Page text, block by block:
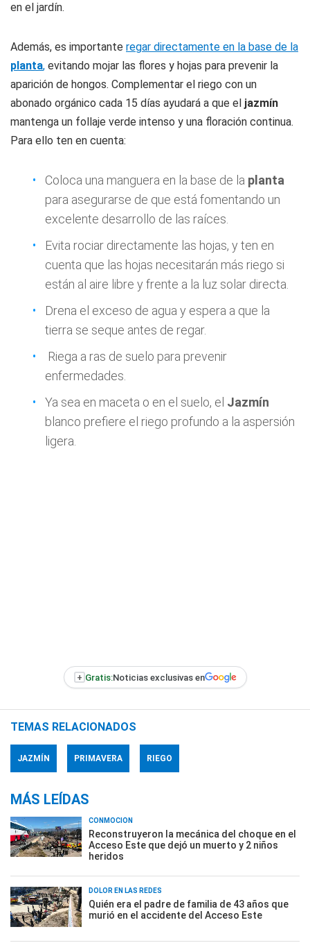
en el jardín.
Además, es importante regar directamente en la base de la
planta, evitando mojar las flores y hojas para prevenir la
aparición de hongos. Complementar el riego con un
abonado orgánico cada 15 días ayudará a que el jazmín
mantenga un follaje verde intenso y una floración continua.
Para ello ten en cuenta:
Coloca una manguera en la base de la planta
para asegurarse de que está fomentando un
excelente desarrollo de las raíces.
Evita rociar directamente las hojas, y ten en
cuenta que las hojas necesitarán más riego si
están al aire libre y frente a la luz solar directa.
Drena el exceso de agua y espera a que la
tierra se seque antes de regar.
Riega a ras de suelo para prevenir
enfermedades.
Ya sea en maceta o en el suelo, el Jazmín
blanco prefiere el riego profundo a la aspersión
ligera.
+ Gratis:Noticias exclusivas en
TEMAS RELACIONADOS
JAZMÍN PRIMAVERA RIEGO
MÁS LEÍDAS
CONMOCIÓN
Reconstruyeron la mecánica del choque en el
Acceso Este que dejó un muerto y 2 niños
heridos
DOLOR EN LAS REDES
Quién era el padre de familia de 43 años que
murió en el accidente del Acceso Este